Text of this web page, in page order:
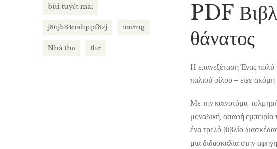
PDF
θάνατος
Η επανεξέταση Ένας
παλιού φίλου – είχε
Με την καινοτόμο,
μοναδική, ασαφή
ένα τρελό βιβλίο
μια διδασκαλία στην
bùi tuyết mai
j86jh84mdqcpf8zj mường
Nhà thơ thơ